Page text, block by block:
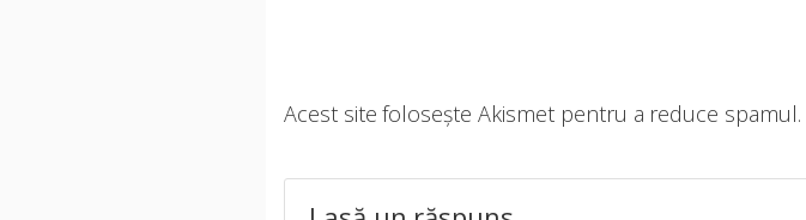
Acest site folosește Akismet pentru a reduce spamul.